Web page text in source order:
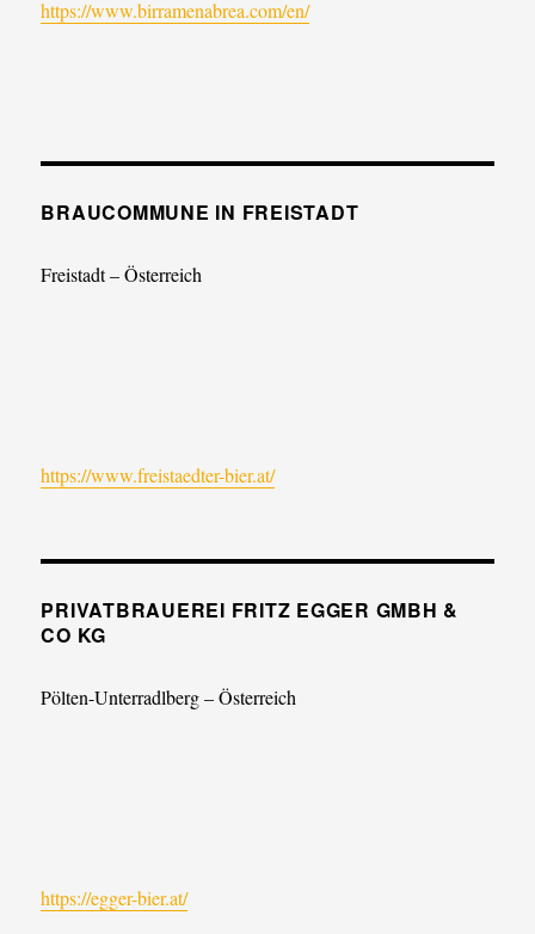
https://www.birramenabrea.com/en/
BRAUCOMMUNE IN FREISTADT
Freistadt – Österreich
https://www.freistaedter-bier.at/
PRIVATBRAUEREI FRITZ EGGER GMBH &
CO KG
Pölten-Unterradlberg – Österreich
https://egger-bier.at/